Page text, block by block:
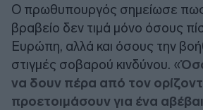
Ο πρωθυπουργός σημείωσε
βραβείο δεν τιμά μόνο όσους
Ευρώπη, αλλά και όσους την
στιγμές σοβαρού κινδύνου. «
να δουν πέρα από τον
προετοιμάσουν για ένα